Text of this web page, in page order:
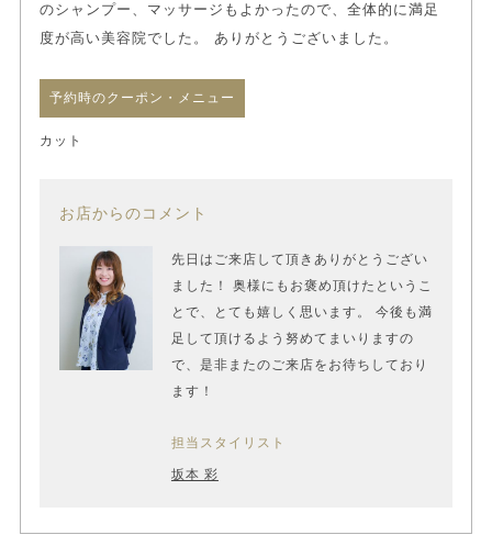
のシャンプー、マッサージもよかったので、全体的に満足
度が高い美容院でした。 ありがとうございました。
予約時のクーポン・メニュー
カット
お店からのコメント
先日はご来店して頂きありがとうござい
ました！ 奥様にもお褒め頂けたというこ
とで、とても嬉しく思います。 今後も満
足して頂けるよう努めてまいりますの
で、是非またのご来店をお待ちしており
ます！
担当スタイリスト
坂本 彩